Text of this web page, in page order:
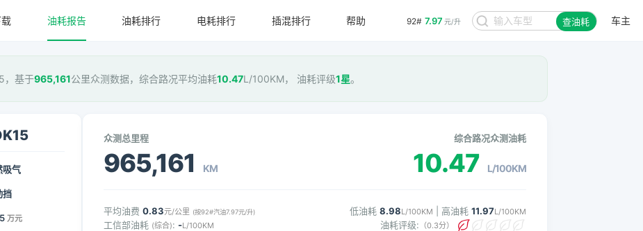
92# 7.97 元/升 查油耗 车主
油耗报告 油耗排行 电耗排行 插混排行 帮助
，基于965,161公里众测数据，综合路况平均油耗10.47L/100KM， 油耗评级1星。
吸气
挡
万元
众测总里程
965,161 KM
综合路况众测油耗
10.47 L/100KM
平均油费 0.83元/公里 (按92#汽油7.97元/升)
工信部油耗 (综合): -L/100KM
低油耗 8.98L/100KM | 高油耗 11.97L/100KM
油耗评级: （0.3分）